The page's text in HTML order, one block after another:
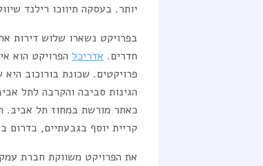
יותר. בעסקה תיווכו רילנד
בפרויקט נשארו שלוש דירות
חדרים. אדריכל הפרויקט הוא
פרויקטים. שכונת בורוכוב
הגינות סביבה והקרבה לתל
כאתר מורשת במחוז תל אביב.
קריית יוסף בגבעתיים, בדרום
את הפרויקט משווקת חברת עמק